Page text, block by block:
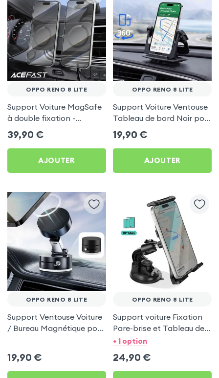
OPPO RENO 8 LITE
Support Voiture MagSafe
à double fixation -
Acefast pour Oppo Reno
8 Lite
39,90 €
AJOUTER
OPPO RENO 8 LITE
Support Voiture Ventouse
Tableau de bord Noir pour
Oppo Reno 8 Lite
19,90 €
AJOUTER
OPPO RENO 8 LITE
Support Ventouse Voiture
/ Bureau Magnétique pour
19,90 €
OPPO RENO 8 LITE
Support voiture Fixation
Pare-brise et Tableau de
bord pour Oppo Reno 8
+ 1 option
24,90 €